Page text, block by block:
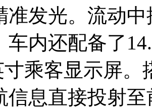
准发光。流动
车内还配备了
寸乘客显示屏
信息直接投射